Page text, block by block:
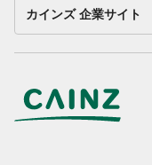
カインズ 企業サイト